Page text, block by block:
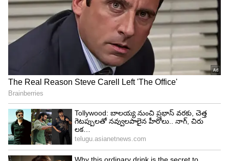
ఎలా సాధ్యం..? లక్షలోపు రుణాలున్న రైతులు కేవలం 11
లక్షల మందే వున్నారా? అని ప్రశ్నించారు. అసలు లక్ష వరకు
రుణం తీసుకున్న రైతులు ఎంత మంది ? రూ.2 లక్షల వరకు
రుణం తీసుకున్న రైతులు ఎంత మంది ? రూ.2 లక్షల రుణం
మాఫీ చేయడానికి ఎంత అవుతుంది ? అనేది ప్రభుత్వం
వివరించాలని నిరంజన్ రెడ్డి డిమాండ్ చేసారు.